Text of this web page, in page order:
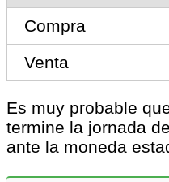
Compra
Venta
Es muy probable
termine la jornada
ante la moneda